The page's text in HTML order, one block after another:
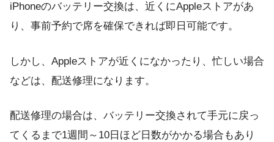
iPhoneのバッテリー交換は、近くにAppleストアがあ
り、事前予約で席を確保できれば即日可能です。
しかし、Appleストアが近くになかったり、忙しい場合
などは、配送修理になります。
配送修理の場合は、バッテリー交換されて手元に戻っ
てくるまで1週間～10日ほど日数がかかる場合もあり